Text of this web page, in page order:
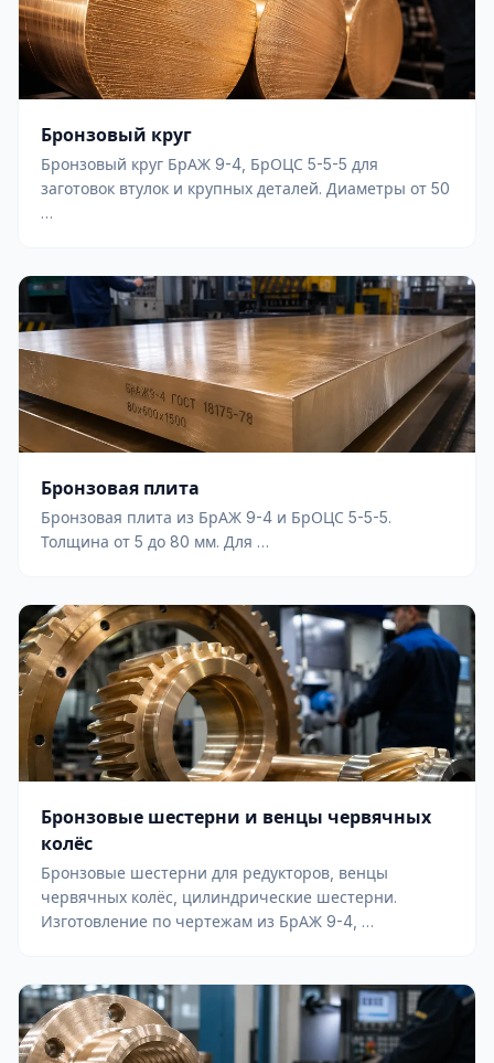
Бронзовый круг
Бронзовый круг БрАЖ 9-4, БрОЦС 5-5-5 для
заготовок втулок и крупных деталей. Диаметры от 50
…
Бронзовая плита
Бронзовая плита из БрАЖ 9-4 и БрОЦС 5-5-5.
Толщина от 5 до 80 мм. Для …
Бронзовые шестерни и венцы червячных
колёс
Бронзовые шестерни для редукторов, венцы
червячных колёс, цилиндрические шестерни.
Изготовление по чертежам из БрАЖ 9-4, …